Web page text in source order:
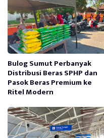
Bulog Sumut Perbanyak
Distribusi Beras SPHP dan
Pasok Beras Premium ke
Ritel Modern